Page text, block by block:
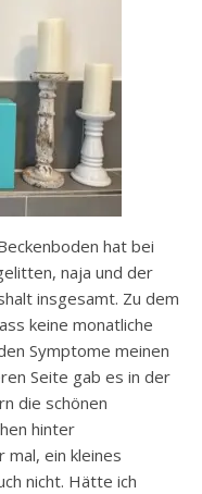
hat bei
naja und der
insgesamt. Zu dem
keine monatliche
Symptome meinen
Seite gab es in der
die schönen
hinter
ein kleines
nicht. Hätte ich